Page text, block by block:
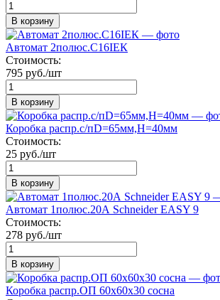
В корзину
Автомат 2полюс.С16IEК
Стоимость:
795 руб./шт
В корзину
Коробка распр.с/пD=65мм,Н=40мм
Стоимость:
25 руб./шт
В корзину
Автомат 1полюс.20А Schneider EASY 9
Стоимость:
278 руб./шт
В корзину
Коробка распр.ОП 60х60х30 сосна